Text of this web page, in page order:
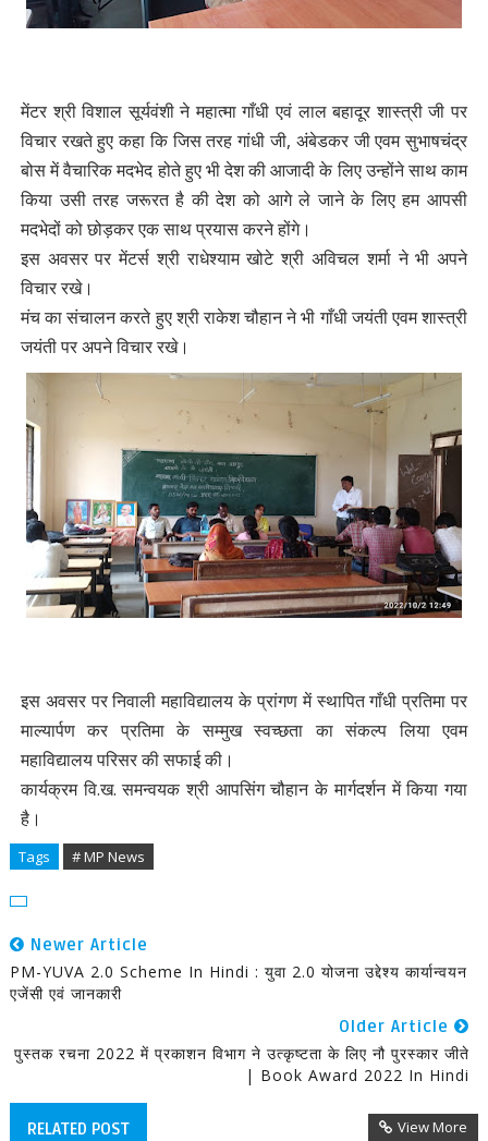
मेंटर श्री विशाल सूर्यवंशी ने महात्मा गाँधी एवं लाल बहादूर शास्त्री जी पर
विचार रखते हुए कहा कि जिस तरह गांधी जी, अंबेडकर जी एवम सुभाषचंद्र
बोस में वैचारिक मदभेद होते हुए भी देश की आजादी के लिए उन्होंने साथ काम
किया उसी तरह जरूरत है की देश को आगे ले जाने के लिए हम आपसी
मदभेदों को छोड़कर एक साथ प्रयास करने होंगे।
इस अवसर पर मेंटर्स श्री राधेश्याम खोटे श्री अविचल शर्मा ने भी अपने
विचार रखे।
मंच का संचालन करते हुए श्री राकेश चौहान ने भी गाँधी जयंती एवम शास्त्री
जयंती पर अपने विचार रखे।
इस अवसर पर निवाली महाविद्यालय के प्रांगण में स्थापित गाँधी प्रतिमा पर
माल्यार्पण कर प्रतिमा के सम्मुख स्वच्छता का संकल्प लिया एवम
महाविद्यालय परिसर की सफाई की।
कार्यक्रम वि.ख. समन्वयक श्री आपसिंग चौहान के मार्गदर्शन में किया गया
है।
Tags # MP News
Newer Article
PM-YUVA 2.0 Scheme In Hindi : युवा 2.0 योजना उद्देश्य कार्यान्वयन
एजेंसी एवं जानकारी
Older Article
पुस्तक रचना 2022 में प्रकाशन विभाग ने उत्कृष्टता के लिए नौ पुरस्कार जीते
| Book Award 2022 In Hindi
RELATED POST View More